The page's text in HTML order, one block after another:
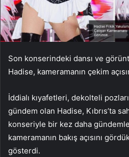
Son konserindeki dansı ve
Hadise, kameramanın çekim
İddialı kıyafetleri, dekolteli
gündem olan Hadise, Kıbrıs’ta
konseriyle bir kez daha
kameramanın bakış açısını
gösterdi.